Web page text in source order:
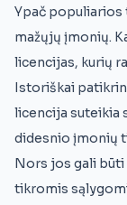
Ypač
mažųjų įmonių.
licencijas, kurių
Istoriškai
licencija suteikia
didesnio įmonių
Nors jos gali
tikromis